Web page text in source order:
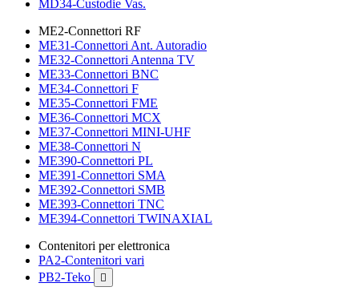
MD34-Custodie Vas.
ME2-Connettori RF
ME31-Connettori Ant. Autoradio
ME32-Connettori Antenna TV
ME33-Connettori BNC
ME34-Connettori F
ME35-Connettori FME
ME36-Connettori MCX
ME37-Connettori MINI-UHF
ME38-Connettori N
ME390-Connettori PL
ME391-Connettori SMA
ME392-Connettori SMB
ME393-Connettori TNC
ME394-Connettori TWINAXIAL
Contenitori per elettronica
PA2-Contenitori vari
PB2-Teko
